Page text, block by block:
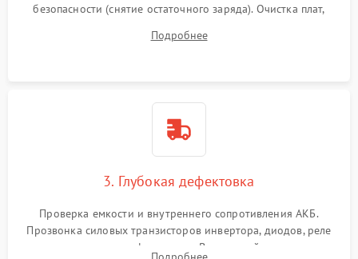
безопасности (снятие остаточного заряда). Очистка плат,
и кистей для предотвращения перегрева и замыканий.
Подробнее
3. Глубокая дефектовка
Проверка емкости и внутреннего сопротивления АКБ.
Прозвонка силовых транзисторов инвертора, диодов, реле
переключения и трансформатора. Визуальный поиск вздутых